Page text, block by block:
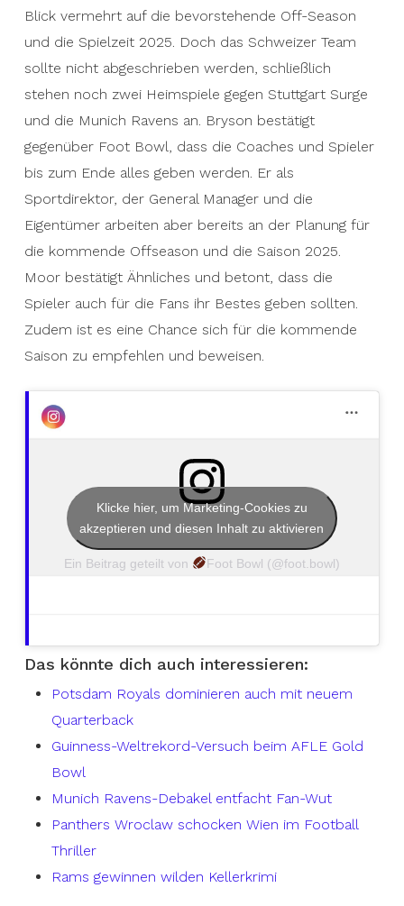
Blick vermehrt auf die bevorstehende Off-Season
und die Spielzeit 2025. Doch das Schweizer Team
sollte nicht abgeschrieben werden, schließlich
stehen noch zwei Heimspiele gegen Stuttgart Surge
und die Munich Ravens an. Bryson bestätigt
gegenüber Foot Bowl, dass die Coaches und Spieler
bis zum Ende alles geben werden. Er als
Sportdirektor, der General Manager und die
Eigentümer arbeiten aber bereits an der Planung für
die kommende Offseason und die Saison 2025.
Moor bestätigt Ähnliches und betont, dass die
Spieler auch für die Fans ihr Bestes geben sollten.
Zudem ist es eine Chance sich für die kommende
Saison zu empfehlen und beweisen.
Ein Beitrag geteilt von Foot Bowl (@foot.bowl)
Klicke hier, um Marketing-Cookies zu
akzeptieren und diesen Inhalt zu aktivieren
Das könnte dich auch interessieren:
Potsdam Royals dominieren auch mit neuem
Quarterback
Guinness-Weltrekord-Versuch beim AFLE Gold
Bowl
Munich Ravens-Debakel entfacht Fan-Wut
Panthers Wroclaw schocken Wien im Football
Thriller
Rams gewinnen wilden Kellerkrimi